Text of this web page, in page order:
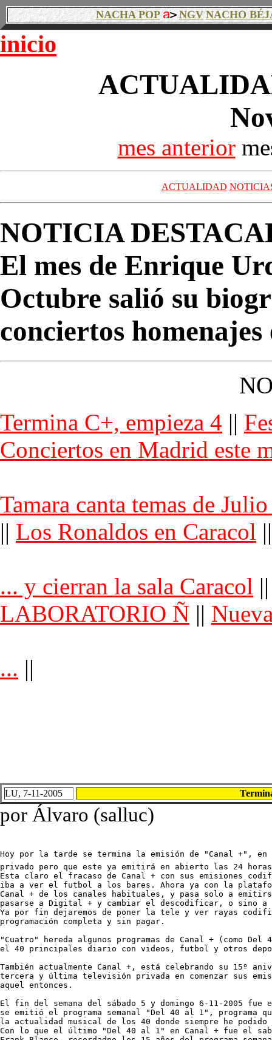
NACHA POP NGV NACHO
inicio
mes anterior
ACTUALIDAD
NOTICIA
El mes de Enrique
Octubre salió su
conciertos
Termina C+, empieza 4 ||
Conciertos en Madrid este
Tamara canta temas de
|| Los Ronaldos en Caracol ||
... y cierran la sala Caracol
LABORATORIO Ñ ||
... ||
LU, 7-11-2005
por Álvaro (salluc)
Hoy por la tarde se termina la emisión de "Canal +",
privado pero que este ya emitirá en abierto las 24
Esta claro el fracaso de Canal + con sus emisiones
iba a ver el futbol a los bares. Ahora ya con la
Canal + de los canales habituales, y pasa solo a
pasarse a Digital + y cambiar el descodificar, o sino
Ya por fin dejaremos de poner la tele y ver rayas
programación completa y sin pagar.
"Cuatro" hereda algunos programas de Canal + (como
el 40 principales diario con videos, futbol y otros
También actualmente Canal +, está celebrando su 15º
tercera y última televisión privada en comenzar sus
aquel entonces.
El fin del semana del sábado 5 y domingo 6-11-2005
se emitió el programa semanal "Del 40 al 1", programa
la actualidad musical de los 40 donde siempre he
Con lo que el último "Del 40 al 1" en Canal + fue el